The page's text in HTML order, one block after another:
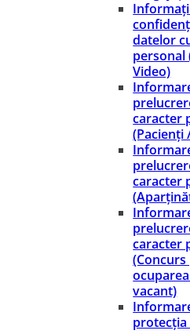
datelor
personal
Video)
caracter
caracter
caracter
vacant)